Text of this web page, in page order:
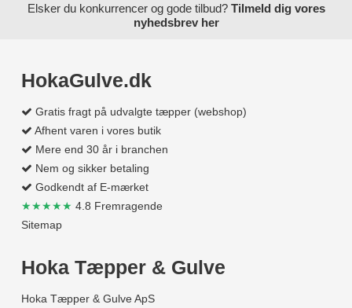
Elsker du konkurrencer og gode tilbud? Tilmeld dig vores
nyhedsbrev her
HokaGulve.dk
Gratis fragt på udvalgte tæpper (webshop)
Afhent varen i vores butik
Mere end 30 år i branchen
Nem og sikker betaling
Godkendt af E-mærket
★★★★★ 4.8 Fremragende
Sitemap
Hoka Tæpper & Gulve
Hoka Tæpper & Gulve ApS